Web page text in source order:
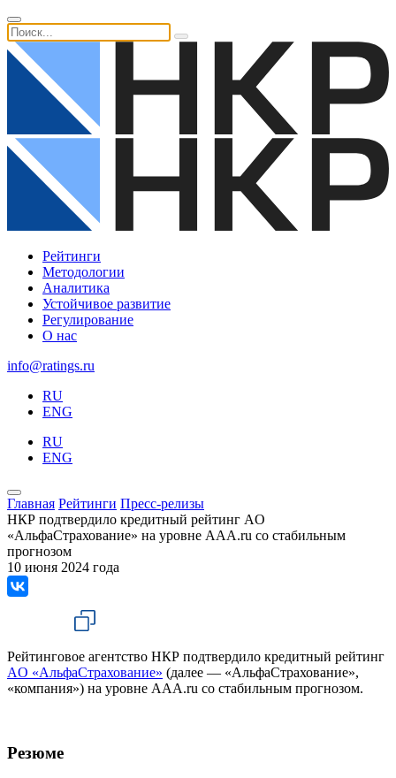
Рейтинги
Методологии
Аналитика
Устойчивое развитие
Регулирование
О нас
info@ratings.ru
RU
ENG
RU
ENG
Главная Рейтинги Пресс-релизы
НКР подтвердило кредитный рейтинг AО
«АльфаСтрахование» на уровне AAA.ru со стабильным
прогнозом
10 июня 2024 года
Рейтинговое агентство НКР подтвердило кредитный рейтинг
AО «АльфаСтрахование» (далее — «АльфаСтрахование»,
«компания») на уровне AAA.ru со стабильным прогнозом.
Резюме